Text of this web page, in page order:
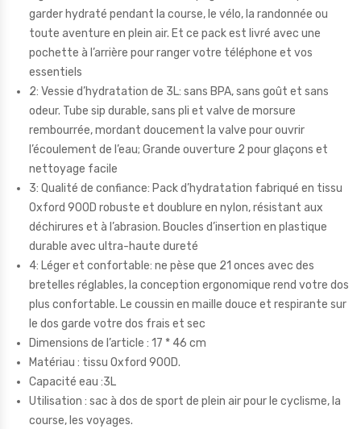
garder hydraté pendant la course, le vélo, la randonnée ou
toute aventure en plein air. Et ce pack est livré avec une
pochette à l’arrière pour ranger votre téléphone et vos
essentiels
2: Vessie d’hydratation de 3L: sans BPA, sans goût et sans
odeur. Tube sip durable, sans pli et valve de morsure
rembourrée, mordant doucement la valve pour ouvrir
l’écoulement de l’eau; Grande ouverture 2 pour glaçons et
nettoyage facile
3: Qualité de confiance: Pack d’hydratation fabriqué en tissu
Oxford 900D robuste et doublure en nylon, résistant aux
déchirures et à l’abrasion. Boucles d’insertion en plastique
durable avec ultra-haute dureté
4: Léger et confortable: ne pèse que 21 onces avec des
bretelles réglables, la conception ergonomique rend votre dos
plus confortable. Le coussin en maille douce et respirante sur
le dos garde votre dos frais et sec
Dimensions de l’article : 17 * 46 cm
Matériau : tissu Oxford 900D.
Capacité eau :3L
Utilisation : sac à dos de sport de plein air pour le cyclisme, la
course, les voyages.